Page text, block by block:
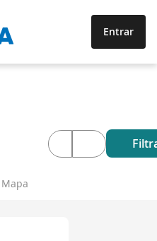
Entrar
Mapa